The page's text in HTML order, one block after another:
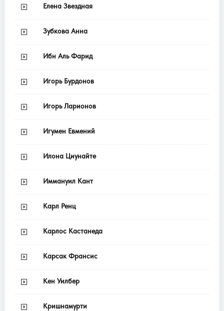
Елена Звездная
Зубкова Анна
Ибн Аль Фарид
Игорь Бурдонов
Игорь Ларионов
Игумен Евмений
Илона Циунайте
Иммануил Кант
Карл Ренц
Карлос Кастанеда
Карсак Франсис
Кен Уилбер
Кришнамурти